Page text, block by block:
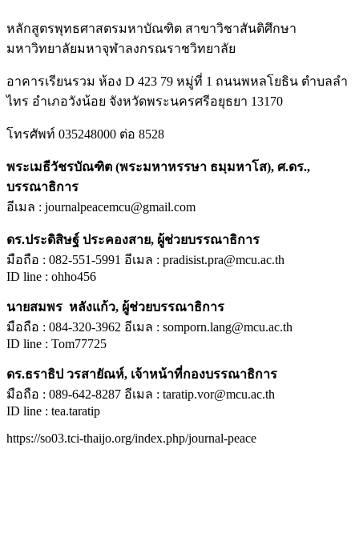
หลักสูตรพุทธศาสตรมหาบัณฑิต สาขาวิชาสันติศึกษา
มหาวิทยาลัยมหาจุฬาลงกรณราชวิทยาลัย
อาคารเรียนรวม ห้อง D 423 79 หมู่ที่ 1 ถนนพหลโยธิน ตำบลลำ
ไทร อำเภอวังน้อย จังหวัดพระนครศรีอยุธยา 13170
โทรศัพท์ 035248000 ต่อ 8528
พระเมธีวัชรบัณฑิต (พระมหาหรรษา ธมฺมหาโส), ศ.ดร.,
บรรณาธิการ
อีเมล : journalpeacemcu@gmail.com
ดร.ประดิสิษฐ์ ประคองสาย, ผู้ช่วยบรรณาธิการ
มือถือ : 082-551-5991 อีเมล : pradisist.pra@mcu.ac.th
ID line : ohho456
นายสมพร หลังแก้ว, ผู้ช่วยบรรณาธิการ
มือถือ : 084-320-3962 อีเมล : somporn.lang@mcu.ac.th
ID line : Tom77725
ดร.ธราธิป วรสายัณห์, เจ้าหน้าที่กองบรรณาธิการ
มือถือ : 089-642-8287 อีเมล : taratip.vor@mcu.ac.th
ID line : tea.taratip
https://so03.tci-thaijo.org/index.php/journal-peace